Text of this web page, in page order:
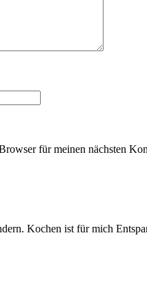
für meinen nächsten
Kochen ist für mich